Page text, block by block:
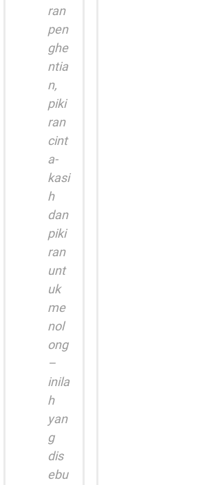
ran
pen
ghe
ntia
n,
piki
ran
cint
a-
kasi
h
dan
piki
ran
unt
uk
me
nol
ong
–
inila
h
yan
g
dis
ebu